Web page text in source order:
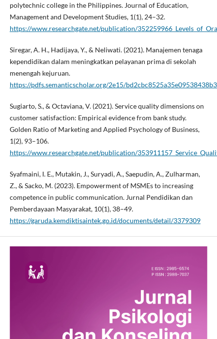
polytechnic college in the Philippines. Journal of Education,
Management and Development Studies, 1(1), 24–32.
https://www.researchgate.net/publication/
Siregar, A. H., Hadijaya, Y., & Neliwati. (2021). Manajemen tenaga
kependidikan dalam meningkatkan pelayanan prima di sekolah
menengah kejuruan.
https://pdfs.semanticscholar.org/2e15/
Sugiarto, S., & Octaviana, V. (2021). Service quality dimensions on
customer satisfaction: Empirical evidence from bank study.
Golden Ratio of Marketing and Applied Psychology of Business,
1(2), 93–106.
https://www.researchgate.net/publication/
Syafmaini, I. E., Mutakin, J., Suryadi, A., Saepudin, A., Zulharman,
Z., & Sacko, M. (2023). Empowerment of MSMEs to increasing
competence in public communication. Jurnal Pendidikan dan
Pemberdayaan Masyarakat, 10(1), 38–49.
https://garuda.kemdiktisaintek.go.id/documents/detail/3379309